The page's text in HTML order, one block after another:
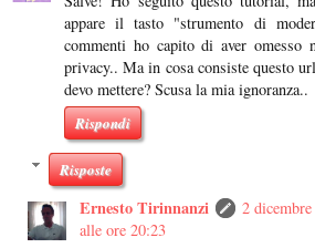
appare il tasto "strumento di
commenti ho capito di aver
privacy.. Ma in cosa consiste questo
devo mettere? Scusa la mia ignoranza..
Rispondi
Risposte
Ernesto Tirinnanzi
2
alle ore 20:23